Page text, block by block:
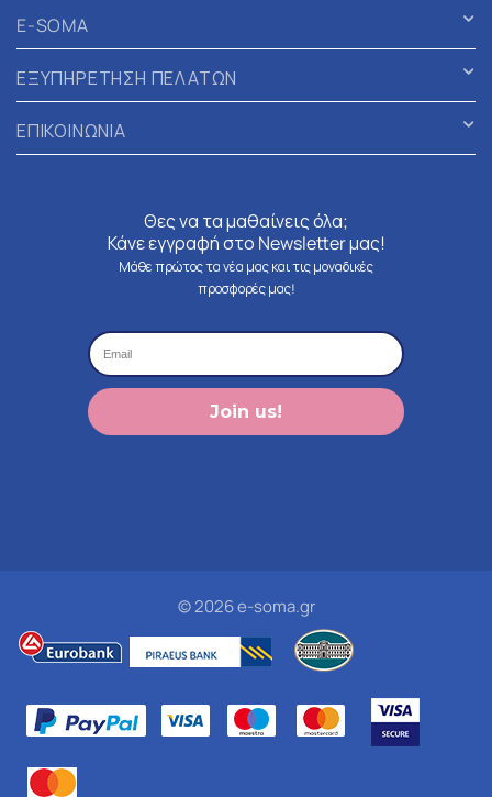
E-SOMA
ΕΞΥΠΗΡΕΤΗΣΗ ΠΕΛΑΤΩΝ
ΕΠΙΚΟΙΝΩΝΙΑ
Θες να τα μαθαίνεις όλα;
Κάνε εγγραφή στο Newsletter μας!
Μάθε πρώτος τα νέα μας και τις μοναδικές
προσφορές μας!
Join us!
© 2026 e-soma.gr